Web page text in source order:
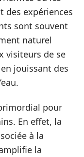
des expériences
sont souvent
naturel
visiteurs de se
jouissant des
pour
En effet, la
à la
la